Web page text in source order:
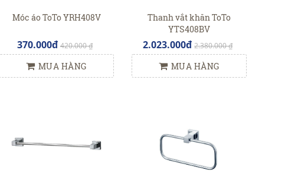
Móc áo ToTo YRH408V
370.000đ 420.000 ₫
MUA HÀNG
Thanh vắt khăn ToTo
YTS408BV
2.023.000đ 2.380.000 ₫
MUA HÀNG